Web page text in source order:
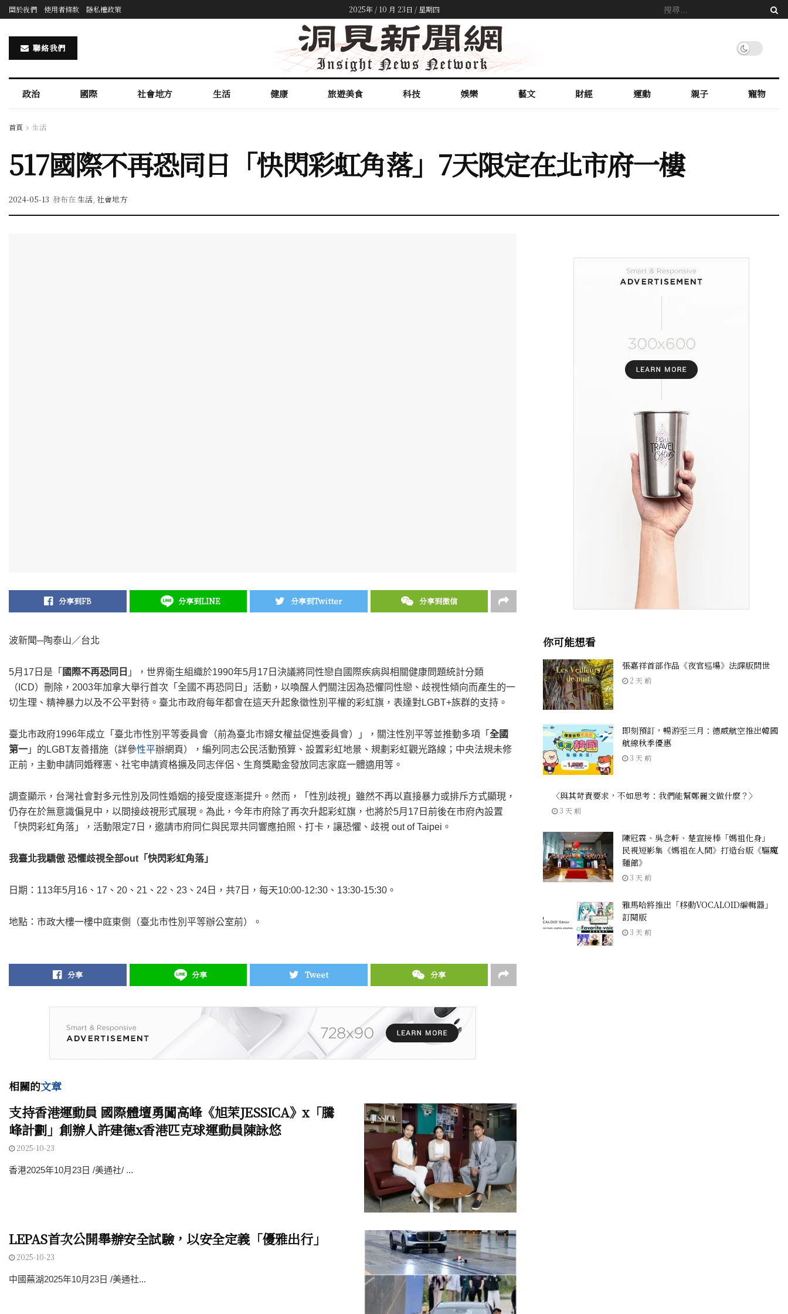
關於我們 使用者條款 隱私權政策 2025年 / 10 月 23日 / 星期四
聯絡我們
政治 國際 社會地方 生活 健康 旅遊美食 科技 娛樂 藝文 財經 運動 親子 寵物
首頁 生活
517國際不再恐同日「快閃彩虹角落」7天限定在北市府一樓
2024-05-13 發布在生活, 社會地方
分享到FB 分享到LINE 分享到Twitter 分享到微信
波新聞─陶泰山／台北
5月17日是「 國際不再恐同日 」，世界衛生組織於1990年5月17日決議將同性戀自國際疾病與相關健康問題統計分類
（ICD）刪除，2003年加拿大舉行首次「全國不再恐同日」活動，以喚醒人們關注因為恐懼同性戀、歧視性傾向而產生的一
切生理、精神暴力以及不公平對待。臺北市政府每年都會在這天升起象徵性別平權的彩虹旗，表達對LGBT+族群的支持。
臺北市政府1996年成立「臺北市性別平等委員會（前為臺北市婦女權益促進委員會）」，關注性別平等並推動多項「 全國
第一 」的LGBT友善措施（詳參性平辦網頁），編列同志公民活動預算、設置彩虹地景、規劃彩虹觀光路線；中央法規未修
正前，主動申請同婚釋憲、社宅申請資格擴及同志伴侶、生育獎勵金發放同志家庭一體適用等。
調查顯示，台灣社會對多元性別及同性婚姻的接受度逐漸提升。然而，「性別歧視」雖然不再以直接暴力或排斥方式顯現，
仍存在於無意識偏見中，以間接歧視形式展現。為此，今年市府除了再次升起彩虹旗，也將於5月17日前後在市府內設置
「快閃彩虹角落」，活動限定7日，邀請市府同仁與民眾共同響應拍照、打卡，讓恐懼、歧視 out of Taipei。
我臺北我驕傲 恐懼歧視全部out 「快閃彩虹角落」
日期：113年5月16、17、20、21、22、23、24日，共7日，每天10:00-12:30、13:30-15:30。
地點：市政大樓一樓中庭東側（臺北市性別平等辦公室前）。
分享 分享 Tweet 分享
相關的文章
支持香港運動員 國際體壇勇闖高峰《旭茉JESSICA》x「騰
峰計劃」創辦人許建德x香港匹克球運動員陳詠悠
2025-10-23
香港2025年10月23日 /美通社/ ...
LEPAS首次公開舉辦安全試驗，以安全定義「優雅出行」
2025-10-23
中國蕪湖2025年10月23日 /美通社...
你可能想看
張嘉祥首部作品《夜官巡場》法譯版問世
2 天 前
即刻預訂，暢游至三月：德威航空推出韓國
航線秋季優惠
3 天 前
〈與其苛責要求，不如思考：我們能幫鄭麗文做什麼？〉
3 天 前
陳冠霖、吳念軒、楚宣接棒「媽祖化身」
民視短影集《媽祖在人間》打造台版《驅魔
麵館》
3 天 前
雅馬哈將推出「移動VOCALOID編輯器」
訂閱版
3 天 前